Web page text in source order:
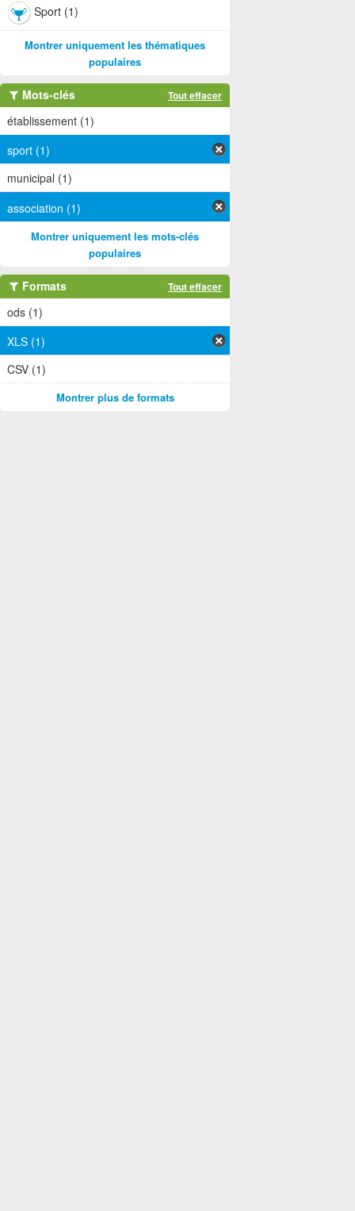
Sport (1)
Montrer uniquement les thématiques
populaires
Mots-clés Tout effacer
établissement (1)
sport (1)
municipal (1)
association (1)
Montrer uniquement les mots-clés
populaires
Formats Tout effacer
ods (1)
XLS (1)
CSV (1)
Montrer plus de formats